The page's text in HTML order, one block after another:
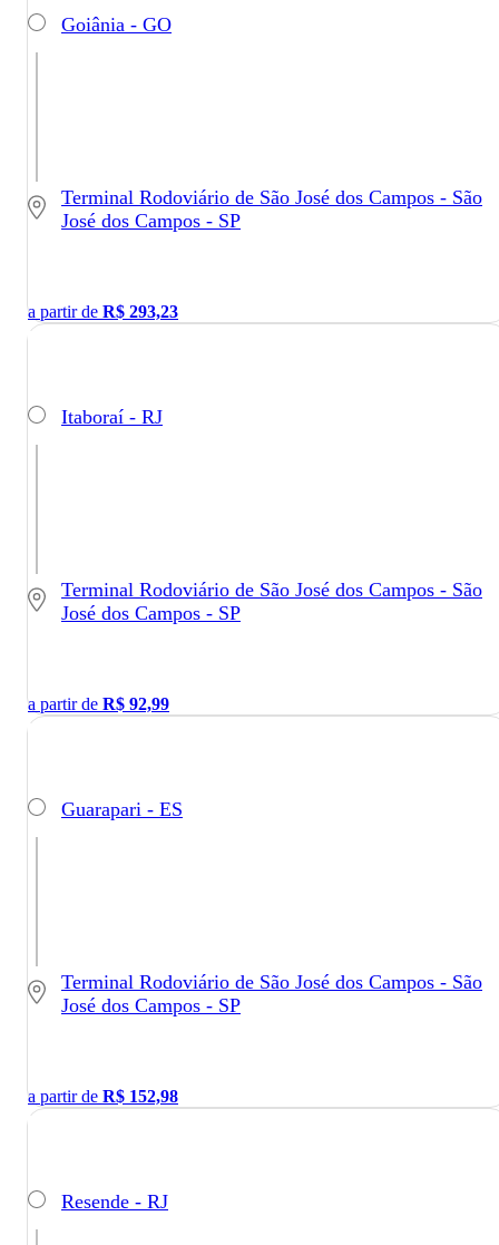
Goiânia - GO
Terminal Rodoviário de São José dos Campos - São
José dos Campos - SP
a partir de R$ 293,23
Itaboraí - RJ
Terminal Rodoviário de São José dos Campos - São
José dos Campos - SP
a partir de R$ 92,99
Guarapari - ES
Terminal Rodoviário de São José dos Campos - São
José dos Campos - SP
a partir de R$ 152,98
Resende - RJ